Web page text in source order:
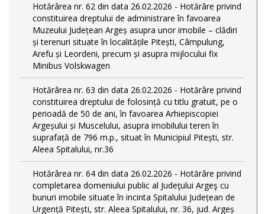
Hotărârea nr. 62 din data 26.02.2026 - Hotărâre privind
constituirea dreptului de administrare în favoarea
Muzeului Județean Argeș asupra unor imobile – clădiri
și terenuri situate în localitățile Pitești, Câmpulung,
Arefu și Leordeni, precum și asupra mijlocului fix
Minibus Volskwagen
Hotărârea nr. 63 din data 26.02.2026 - Hotărâre privind
constituirea dreptului de folosință cu titlu gratuit, pe o
perioadă de 50 de ani, în favoarea Arhiepiscopiei
Argeșului și Muscelului, asupra imobilului teren în
suprafață de 796 m.p., situat în Municipiul Pitești, str.
Aleea Spitalului, nr.36
Hotărârea nr. 64 din data 26.02.2026 - Hotărâre privind
completarea domeniului public al Judeţului Argeş cu
bunuri imobile situate în incinta Spitalului Județean de
Urgență Pitești, str. Aleea Spitalului, nr. 36, jud. Argeș